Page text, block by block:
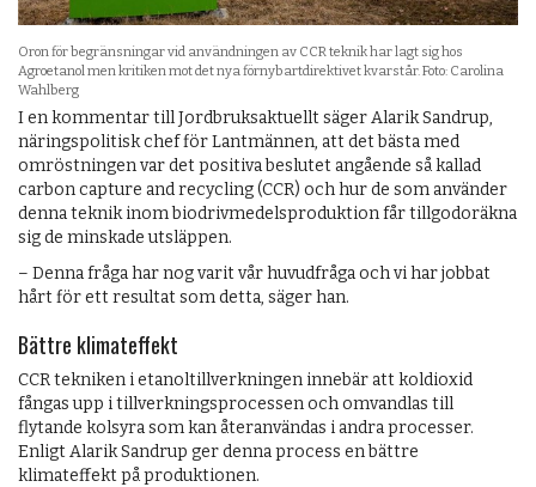
Oron för begränsningar vid användningen av CCR teknik har lagt sig hos
Agroetanol men kritiken mot det nya förnybartdirektivet kvarstår. Foto: Carolina
Wahlberg
I en kommentar till Jordbruksaktuellt säger Alarik Sandrup,
näringspolitisk chef för Lantmännen, att det bästa med
omröstningen var det positiva beslutet angående så kallad
carbon capture and recycling (CCR) och hur de som använder
denna teknik inom biodrivmedelsproduktion får tillgodoräkna
sig de minskade utsläppen.
– Denna fråga har nog varit vår huvudfråga och vi har jobbat
hårt för ett resultat som detta, säger han.
Bättre klimateffekt
CCR tekniken i etanoltillverkningen innebär att koldioxid
fångas upp i tillverkningsprocessen och omvandlas till
flytande kolsyra som kan återanvändas i andra processer.
Enligt Alarik Sandrup ger denna process en bättre
klimateffekt på produktionen.